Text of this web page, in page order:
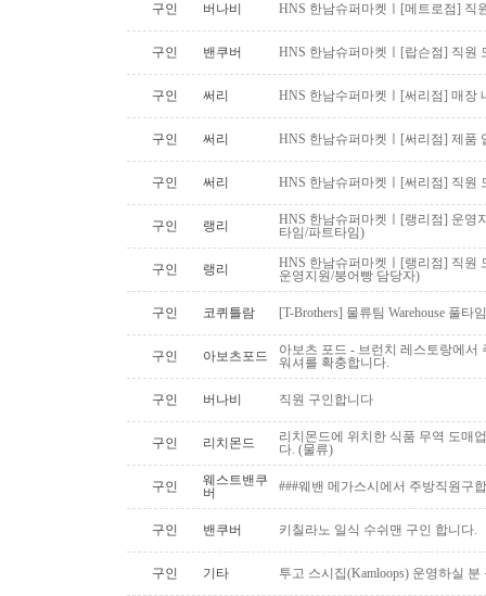
구인 버나비 HNS 한남슈퍼마켓ㅣ[메트로점] 직
구인 밴쿠버 HNS 한남슈퍼마켓ㅣ[랍슨점] 직원
구인 써리 HNS 한남수퍼마켓ㅣ[써리점] 매장
구인 써리 HNS 한남슈퍼마켓ㅣ[써리점] 제품
구인 써리 HNS 한남슈퍼마켓ㅣ[써리점] 직원
구인 랭리
HNS 한남슈퍼마켓ㅣ[랭리점] 운영
타임/파트타임)
구인 랭리
HNS 한남슈퍼마켓ㅣ[랭리점] 직원
운영지원/붕어빵 담당자)
구인 코퀴틀람 [T-Brothers] 물류팀 Warehouse 풀타
구인 아보츠포드
아보츠 포드 - 브런치 레스토랑에서
워셔를 확충합니다.
구인 버나비 직원 구인합니다
구인 리치몬드
리치몬드에 위치한 식품 무역 도매
다. (물류)
구인
웨스트밴쿠
버
###웨밴 메가스시에서 주방직원구
구인 밴쿠버 키칠라노 일식 수쉬맨 구인 합니다.
구인 기타 투고 스시집(Kamloops) 운영하실